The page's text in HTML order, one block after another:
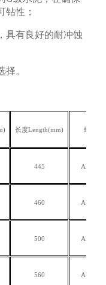
钻性；
具有良好的耐冲蚀
。
长度Length(mm) 螺纹类
445 API 套
460 API 套
500 API 套
560 API 套